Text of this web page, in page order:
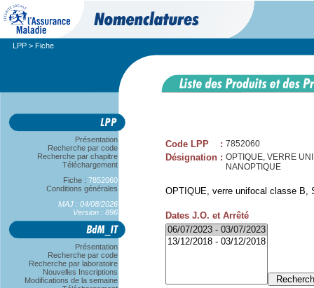
LPP > Fiche
Présentation
Recherche par code
Recherche par chapitre
Téléchargement
Fiche : 7852060
Conditions générales
MAJ : 04/08/2026
Version : 896
Présentation
Recherche par code
Recherche par laboratoire
Nouvelles Inscriptions
Modifications de la semaine
Code LPP : 7852060
Désignation : OPTIQUE, VERRE
NANOPTIQUE
OPTIQUE, verre unifocal classe B,
Dates J.O. et Arrêté